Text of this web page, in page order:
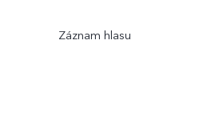
Záznam hlasu